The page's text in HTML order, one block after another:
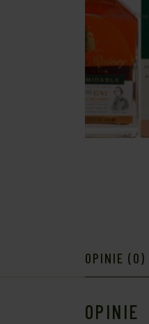
OPINIE (0)
OPINIE